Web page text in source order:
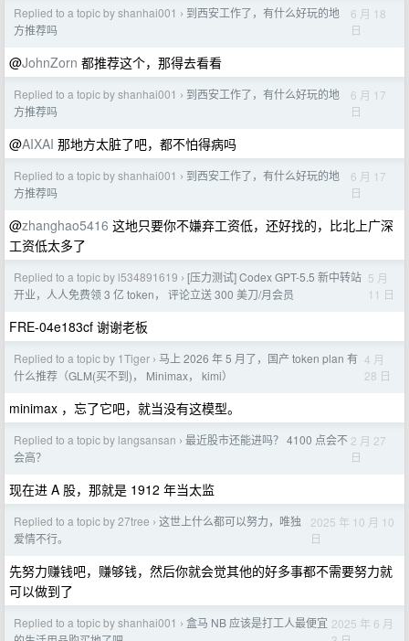
Replied to a topic by shanhai001 › 到西安工作了，有什么好玩的地
方推荐吗
6 月 18
日
@JohnZorn 都推荐这个，那得去看看
Replied to a topic by shanhai001 › 到西安工作了，有什么好玩的地
方推荐吗
6 月 17
日
@AIXAI 那地方太脏了吧，都不怕得病吗
Replied to a topic by shanhai001 › 到西安工作了，有什么好玩的地
方推荐吗
6 月 17
日
@zhanghao5416 这地只要你不嫌弃工资低，还好找的，比北上广深
工资低太多了
Replied to a topic by l534891619 › [压力测试] Codex GPT-5.5 新中转站
开业，人人免费领 3 亿 token， 评论立送 300 美刀/月会员
5 月
11 日
FRE-04e183cf 谢谢老板
Replied to a topic by 1Tiger › 马上 2026 年 5 月了，国产 token plan 有
什么推荐（GLM(买不到)， Minimax， kimi）
4 月
28 日
minimax ，忘了它吧，就当没有这模型。
Replied to a topic by langsansan › 最近股市还能进吗？ 4100 点会不
会高？
2 月 27
日
现在进 A 股，那就是 1912 年当太监
Replied to a topic by 27tree › 这世上什么都可以努力，唯独
爱情不行。
2025 年 10 月 10
日
先努力赚钱吧，赚够钱，然后你就会觉其他的好多事都不需要努力就
可以做到了
Replied to a topic by shanhai001 › 盒马 NB 应该是打工人最便宜 2025 年 6 月